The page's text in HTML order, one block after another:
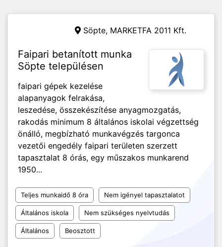
Söpte, MARKETFA 2011 Kft.
Faipari betanított munka
Söpte településen
faipari gépek kezelése
alapanyagok felrakása,
leszedése, összekészítése anyagmozgatás,
rakodás minimum 8 általános iskolai végzettség
önálló, megbízható munkavégzés targonca
vezetői engedély faipari területen szerzett
tapasztalat 8 órás, egy műszakos munkarend
1950...
Teljes munkaidő 8 óra Nem igényel tapasztalatot
Általános iskola Nem szükséges nyelvtudás
Általános Beosztott